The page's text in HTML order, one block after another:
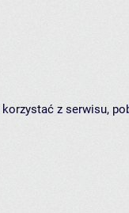
z serwisu,